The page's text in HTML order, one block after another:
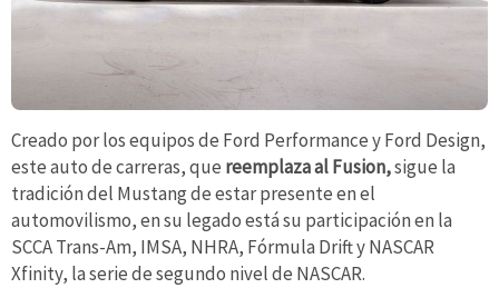
Creado por los equipos de Ford Performance y Ford Design,
este auto de carreras, que reemplaza al Fusion,sigue la
tradición del Mustang de estar presente en el
automovilismo, en su legado está su participación en la
SCCA Trans-Am, IMSA, NHRA, Fórmula Drift y NASCAR
Xfinity, la serie de segundo nivel de NASCAR.